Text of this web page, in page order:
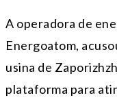
A operadora de
Energoatom,
usina de
plataforma para